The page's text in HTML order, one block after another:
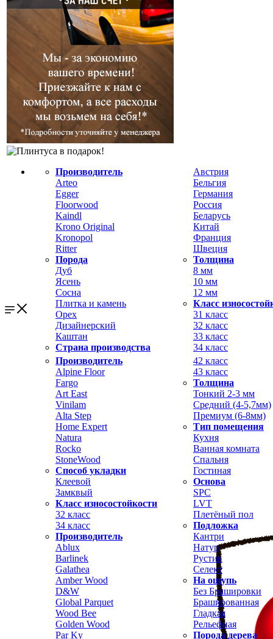
Производитель
Arteo
Egger
Floorwood
Kaindl
Krono Original
Kronopol
Ritter
Порода
Дуб
Ясень
Сосна
Плитка и камень
Орех
Дизайнерский
Каштан
Страна производства
Австрия
Бельгия
Германия
Россия
Беларусь
Китай
Франция
Швеция
Толщина
8 мм
10 мм
12 мм
Класс
31 класс
32 класс
33 класс
34 класс
Производитель
Alpine Floor
Fargo
Art East
Vinilam
Alta Step
Home Expert
Natura
Rocko
StoneWood
Способ укладки
Клеевой
Замквый
Класс износостойкости
32 класс
34 класс
42 класс
43 класс
Толщина
Тонкий 2-3 мм
Средний (4-5,7мм)
Премиум (6-8мм)
Тип помещения
Кухня
Ванная комната
Спальня
Гостиная
Основа
SPC
LVT
Плетёный пол
Подложка
Производитель
Ablux
Barlinek
Galathea
Amber Wood
D&W
Global Parquet
Wood Bee
Golden Wood
Par Ky
Кантри
Натур
Рустик
Селект
На ощупь
Без Брашировки
Брашированная
Гладкая
Рельефная
Порода дерева